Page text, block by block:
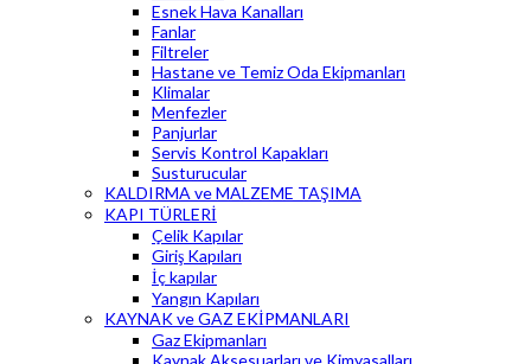
Esnek Hava Kanalları
Fanlar
Filtreler
Hastane ve Temiz Oda Ekipmanları
Klimalar
Menfezler
Panjurlar
Servis Kontrol Kapakları
Susturucular
KALDIRMA ve MALZEME TAŞIMA
KAPI TÜRLERİ
Çelik Kapılar
Giriş Kapıları
İç kapılar
Yangın Kapıları
KAYNAK ve GAZ EKİPMANLARI
Gaz Ekipmanları
Kaynak Aksesuarları ve Kimyasalları